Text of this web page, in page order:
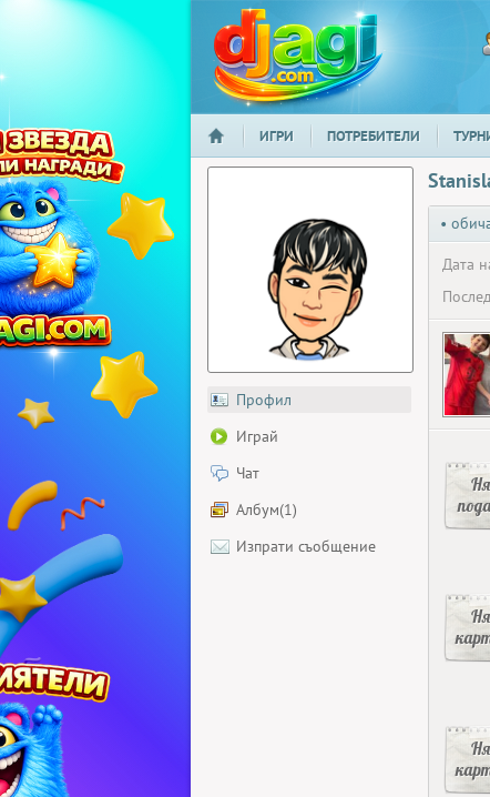
НАЧАЛО
ИГРИ ПОТРЕБИТЕЛИ
Профил
Играй
Чат
Албум(1)
Изпрати съобщение
•
Дата